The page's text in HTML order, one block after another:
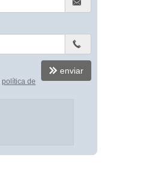
política de
enviar